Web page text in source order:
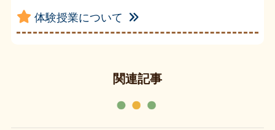
体験授業について
関連記事